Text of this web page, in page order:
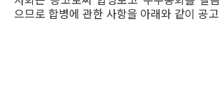
으므로 합병에 관한 사항을 아래와 같이 공